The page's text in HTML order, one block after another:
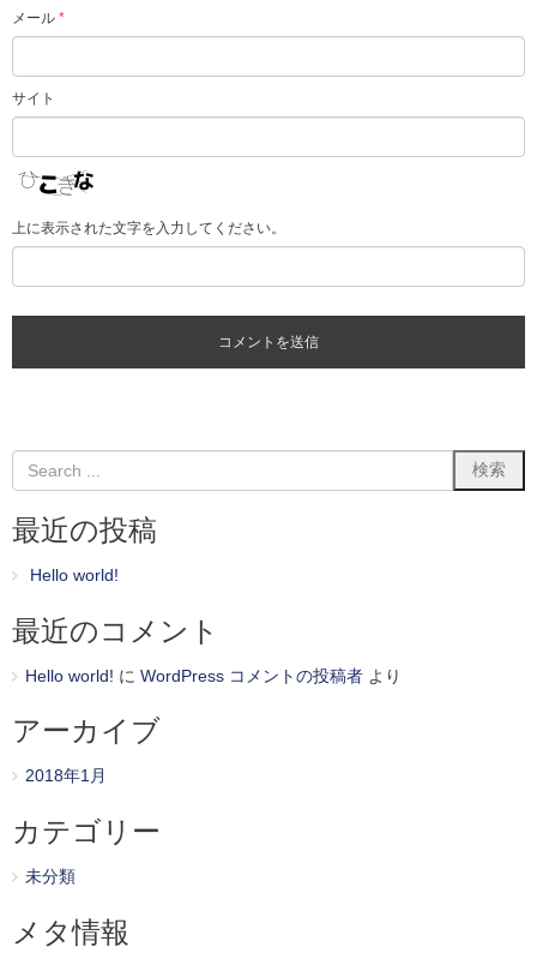
メール *
サイト
上に表示された文字を入力してください。
最近の投稿
Hello world!
最近のコメント
Hello world! に WordPress コメントの投稿者 より
アーカイブ
2018年1月
カテゴリー
未分類
メタ情報